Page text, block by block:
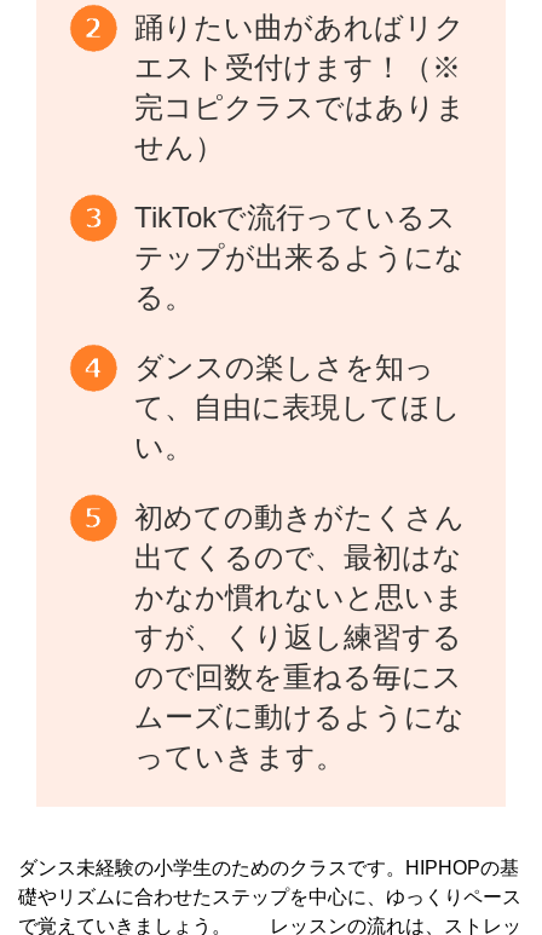
踊りたい曲があればリク
エスト受付けます！（※
完コピクラスではありま
せん）
TikTokで流行っているス
テップが出来るようにな
る。
ダンスの楽しさを知っ
て、自由に表現してほし
い。
初めての動きがたくさん
出てくるので、最初はな
かなか慣れないと思いま
すが、くり返し練習する
ので回数を重ねる毎にス
ムーズに動けるようにな
っていきます。
ダンス未経験の小学生のためのクラスです。HIPHOPの基
礎やリズムに合わせたステップを中心に、ゆっくりペース
で覚えていきましょう。 レッスンの流れは、ストレッ